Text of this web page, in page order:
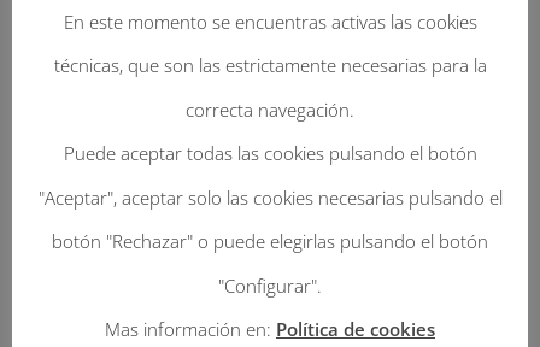
Tu dirección de correo electrónico no será
publicada.Los campos obligatorios están
marcados con*
En este momento se encuentras activas las cookies
técnicas, que son las estrictamente necesarias para la
correcta navegación.
Puede aceptar todas las cookies pulsando el botón
"Aceptar", aceptar solo las cookies necesarias pulsando el
botón "Rechazar" o puede elegirlas pulsando el botón
"Configurar".
Mas información en: Política de cookies